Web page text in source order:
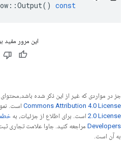
::Output() const
این مرور مفید
جز در مواردی که غیر از این ذکر شده
Commons Attribution 4.0 License است.
2.0 License است. برای اطلاع از جزئیات، به
Developers‏
به آن است.